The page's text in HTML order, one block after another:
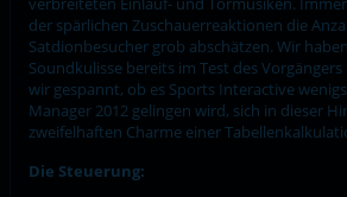
der spärlichen Zuschauerreaktionen die
Satdionbesucher grob abschätzen. Wir
Soundkulisse bereits im Test des
wir gespannt, ob es Sports Interactive
Manager 2012 gelingen wird, sich in dieser
zweifelhaften Charme einer
Die Steuerung: